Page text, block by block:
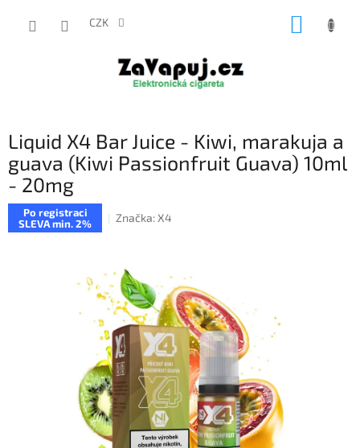
CZK
Liquid X4 Bar Juice - Kiwi, marakuja a
guava (Kiwi Passionfruit Guava) 10ml
- 20mg
Po registraci
SLEVA min. 2%
Značka:X4